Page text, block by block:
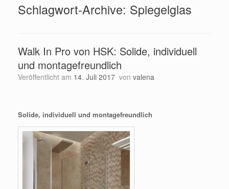
Schlagwort-Archive: Spiegelglas
Walk In Pro von HSK: Solide, individuell
und montagefreundlich
Veröffentlicht am 14. Juli 2017 von valena
Solide, individuell und montagefreundlich